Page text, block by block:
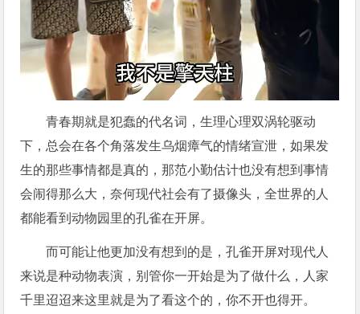
青春期就是犯蠢的代名词，生理心理双涡轮驱动
下，总会在各个角落发生乌烟瘴气的情绪宣泄，如果发
生的那些事情都是真的，那范小勤估计也没有想到事情
会闹得那么大，奈何现代社会有了摄像头，全世界的人
都能看到动物园里的孔雀在开屏。
而可能让他更加没有想到的是，孔雀开屏对现代人
来说是种动物表演，别管你一开始是为了做什么，人家
千里迢迢来这里就是为了看这个的，你不开也得开。